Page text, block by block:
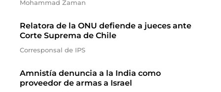
Mohammad Zaman
Relatora de la ONU defiende a jueces ante
Corte Suprema de Chile
Corresponsal de IPS
Amnistía denuncia a la India como
proveedor de armas a Israel